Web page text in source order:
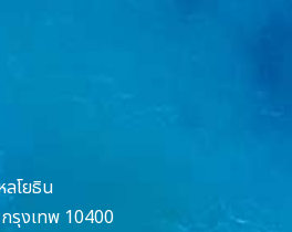
โยธิน
รุงเทพ 10400